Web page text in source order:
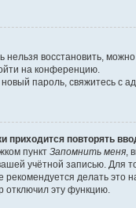
нельзя восстановить,
на конференцию.
пароль, свяжитесь с
приходится повторять
пункт Запомнить меня ,
учётной записью. Для
делать это
отключил эту функцию.